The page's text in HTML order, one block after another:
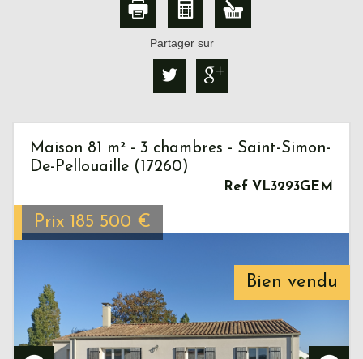
Partager sur
Bien vendu
Maison 81 m² - 3 chambres - Saint-Simon-
De-Pellouaille (17260)
Ref VL3293GEM
Prix 185 500 €